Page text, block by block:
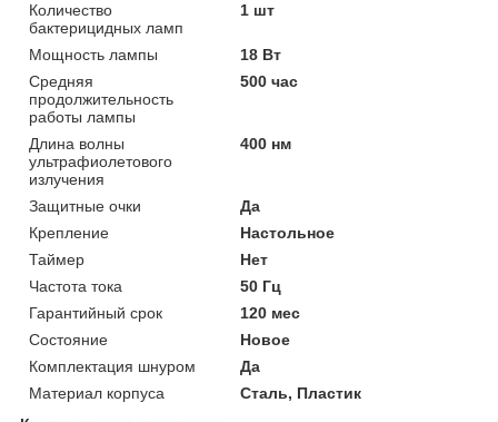
Количество
бактерицидных ламп
1 шт
Мощность лампы
18 Вт
Средняя
продолжительность
работы лампы
500 час
Длина волны
ультрафиолетового
излучения
400 нм
Защитные очки
Да
Крепление
Настольное
Таймер
Нет
Частота тока
50 Гц
Гарантийный срок
120 мес
Состояние
Новое
Комплектация шнуром
Да
Материал корпуса
Сталь, Пластик